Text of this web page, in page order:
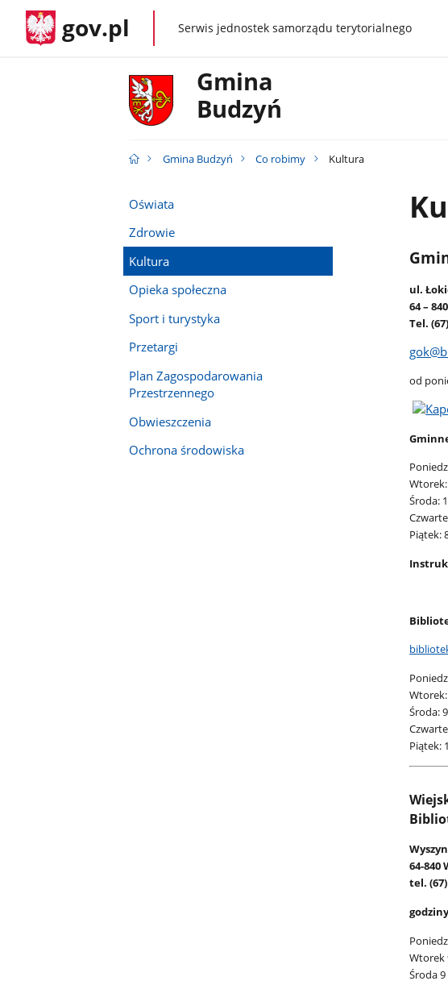
gov.pl gov.plSerwis jednostek samorządu terytorialnego
Gmina
Budzyń
Gmina Budzyń Co robimy Kultura
Oświata
Zdrowie
Kultura
Opieka społeczna
Sport i turystyka
Przetargi
Plan Zagospodarowania
Przestrzennego
Obwieszczenia
Ochrona środowiska
ul.
64 –
Tel.
od
Wtorek:
Środa:
Piątek:
Wtorek:
Środa:
Piątek:
64-840
tel. (67)
Wtorek
Środa 9